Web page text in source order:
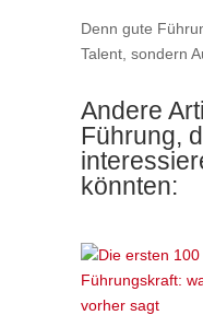
Denn gute
Talent, sondern
Andere
Führung,
könnten: